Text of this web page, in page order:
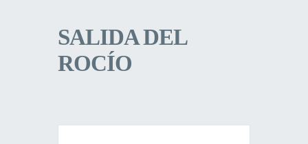
SALIDA DEL
ROCÍO